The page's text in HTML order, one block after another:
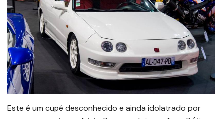
Este é um cupê desconhecido e ainda idolatrado por